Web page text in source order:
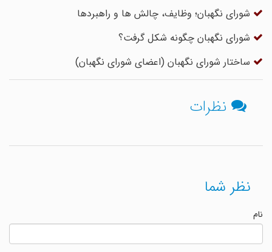
شورای نگهبان؛ وظایف، چالش ها و راهبردها
شورای نگهبان چگونه شکل گرفت؟
ساختار شورای نگهبان (اعضای شورای نگهبان)
نظرات
نظر شما